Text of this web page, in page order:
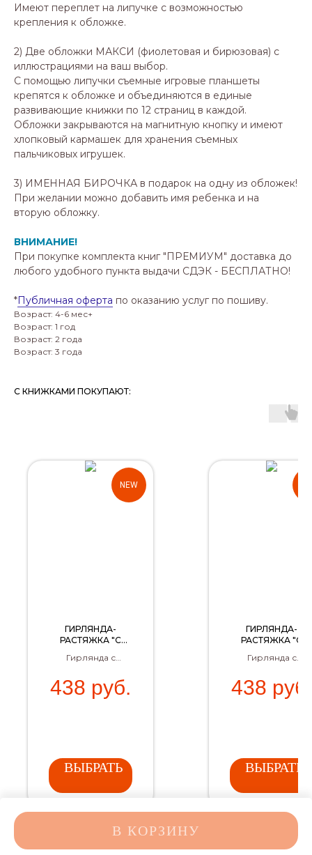
В КОРЗИНУ
Имеют переплет на липучке с возможностью
крепления к обложке.
2) Две обложки МАКСИ (фиолетовая и бирюзовая) с
иллюстрациями на ваш выбор.
С помощью липучки съемные игровые планшеты
крепятся к обложке и объединяются в единые
развивающие книжки по 12 страниц в каждой.
Обложки закрываются на магнитную кнопку и имеют
хлопковый кармашек для хранения съемных
пальчиковых игрушек.
3) ИМЕННАЯ БИРОЧКА в подарок на одну из обложек!
При желании можно добавить имя ребенка и на
вторую обложку.
ВНИМАНИЕ!
При покупке комплекта книг "ПРЕМИУМ" доставка до
любого удобного пункта выдачи СДЭК - БЕСПЛАТНО!
*Публичная оферта по оказанию услуг по пошиву.
Возраст: 4-6 мес+
Возраст: 1 год
Возраст: 2 года
Возраст: 3 года
С КНИЖКАМИ ПОКУПАЮТ:
NEW
ГИРЛЯНДА-
РАСТЯЖКА "С
РОЖДЕНИЯ"
Гирлянда с
фото именинника
– отличное
438 руб.
ВЫБРАТЬ
ГИРЛЯНДА-
РАСТЯЖКА "С
РОЖДЕНИЯ"
Гирлянда с
фото именинника
– идеальный
438 руб.
ВЫБРАТЬ